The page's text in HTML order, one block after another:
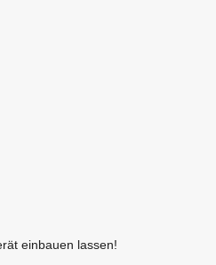
einbauen lassen!